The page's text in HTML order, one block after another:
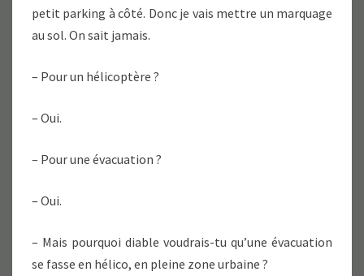
petit parking à côté. Donc je vais mettre un marquage
au sol. On sait jamais.
– Pour un hélicoptère ?
– Oui.
– Pour une évacuation ?
– Oui.
– Mais pourquoi diable voudrais-tu qu’une évacuation
se fasse en hélico, en pleine zone urbaine ?